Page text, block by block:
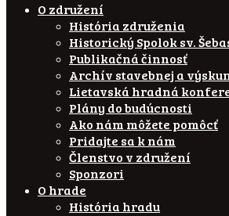
O združení
História združenia
Historický Spolok sv.
Publikačná činnosť
Archív stavebnej a
Lietavská hradná
Plány do budúcnosti
Ako nám môžete pomôcť
Pridajte sa k nám
Členstvo v združení
Sponzori
O hrade
História hradu